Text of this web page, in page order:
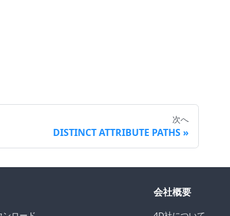
次へ
DISTINCT ATTRIBUTE PATHS
会社概要